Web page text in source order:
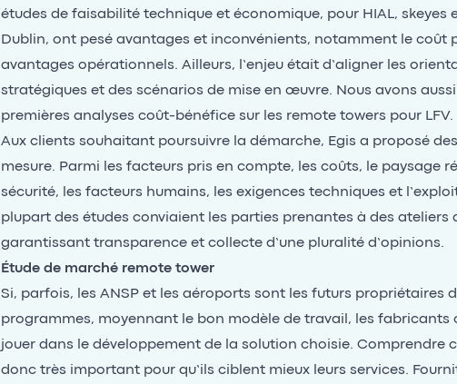
études de faisabilité technique et économique, pour HIAL, skeyes
Dublin, ont pesé avantages et inconvénients, notamment le coût
avantages opérationnels. Ailleurs, l’enjeu était d’aligner les
stratégiques et des scénarios de mise en œuvre. Nous avons
premières analyses coût-bénéfice sur les remote towers pour LFV.
Aux clients souhaitant poursuivre la démarche, Egis a proposé
mesure. Parmi les facteurs pris en compte, les coûts, le paysage
sécurité, les facteurs humains, les exigences techniques et
plupart des études conviaient les parties prenantes à des ateliers
garantissant transparence et collecte d’une pluralité d’opinions.
Étude de marché remote tower
Si, parfois, les ANSP et les aéroports sont les futurs propriétaires
programmes, moyennant le bon modèle de travail, les fabricants
jouer dans le développement de la solution choisie. Comprendre
donc très important pour qu’ils ciblent mieux leurs services.